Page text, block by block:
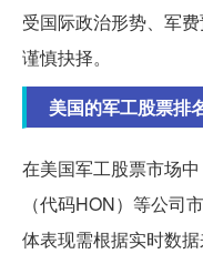
受国际政治形势、军
谨慎抉择。
美国的军工股票排
在美国军工股票市场
（代码HON）等公司
体表现需根据实时数